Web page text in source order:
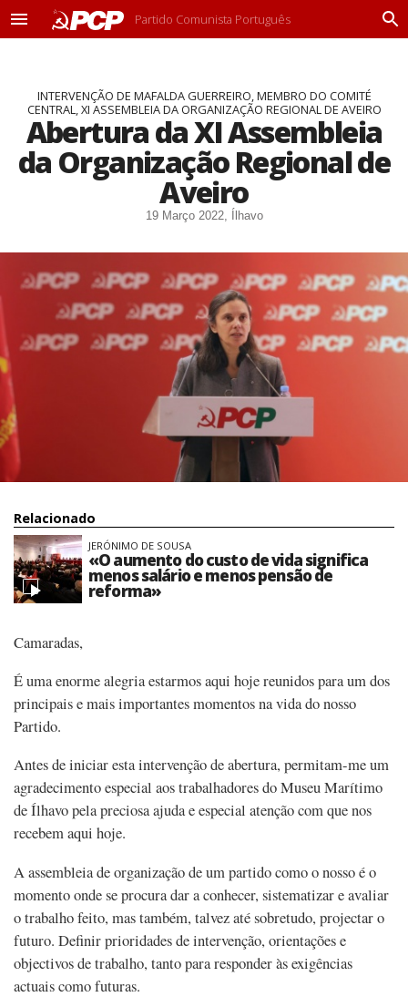
M
Partido Comunista Português
P
INTERVENÇÃO DE MAFALDA GUERREIRO, MEMBRO DO COMITÉ
CENTRAL, XI ASSEMBLEIA DA ORGANIZAÇÃO REGIONAL DE AVEIRO
Abertura da XI Assembleia
da Organização Regional de
Aveiro
19 Março 2022, Ílhavo
Relacionado
JERÓNIMO DE SOUSA
«O aumento do custo de vida significa
menos salário e menos pensão de
reforma»
Camaradas,
É uma enorme alegria estarmos aqui hoje reunidos para um dos
principais e mais importantes momentos na vida do nosso
Partido.
Antes de iniciar esta intervenção de abertura, permitam-me um
agradecimento especial aos trabalhadores do Museu Marítimo
de Ílhavo pela preciosa ajuda e especial atenção com que nos
recebem aqui hoje.
A assembleia de organização de um partido como o nosso é o
momento onde se procura dar a conhecer, sistematizar e avaliar
o trabalho feito, mas também, talvez até sobretudo, projectar o
futuro. Definir prioridades de intervenção, orientações e
objectivos de trabalho, tanto para responder às exigências
actuais como futuras.